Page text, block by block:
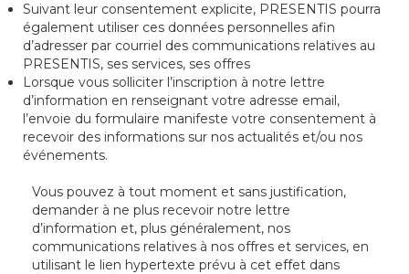
Suivant leur consentement explicite, PRESENTIS pourra
également utiliser ces données personnelles afin
d’adresser par courriel des communications relatives au
PRESENTIS, ses services, ses offres
Lorsque vous solliciter l’inscription à notre lettre
d’information en renseignant votre adresse email,
l’envoie du formulaire manifeste votre consentement à
recevoir des informations sur nos actualités et/ou nos
événements.
Vous pouvez à tout moment et sans justification,
demander à ne plus recevoir notre lettre
d’information et, plus généralement, nos
communications relatives à nos offres et services, en
utilisant le lien hypertexte prévu à cet effet dans